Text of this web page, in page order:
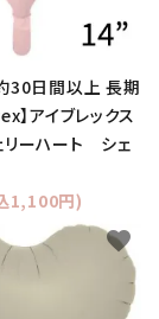
約30日間以上 長期
アイブレックス
リーハート シェ
1,100円)
favorite